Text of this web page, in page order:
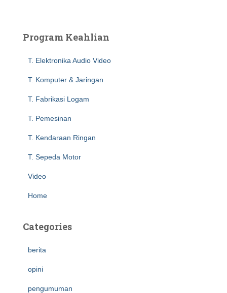
h
Program Keahlian
T. Elektronika Audio Video
T. Komputer & Jaringan
T. Fabrikasi Logam
T. Pemesinan
T. Kendaraan Ringan
T. Sepeda Motor
Video
Home
Categories
berita
opini
pengumuman